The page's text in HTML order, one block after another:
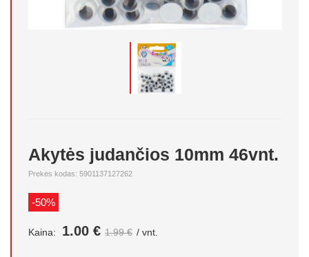
Akytės judančios 10mm 46vnt.
Prekės kodas: 5901137127262
-50%
Kaina: 1.00 € 1.99 € / vnt.